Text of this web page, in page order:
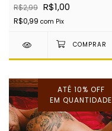
R$2,99 R$1,00
R$0,99 com Pix
ATÉ 10% OFF
EM QUANTIDADE